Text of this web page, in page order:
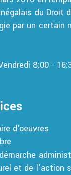
du Droit
par un certain
8:00 -
d'oeuvres
et de l’action